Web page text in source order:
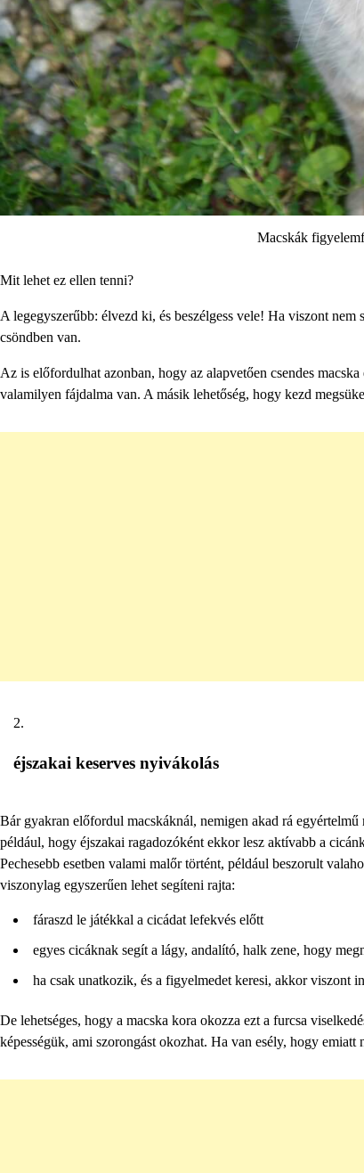
Macskák
Mit lehet ez ellen tenni?
A legegyszerűbb: élvezd ki, és beszélgess vele! Ha viszont
csöndben van.
Az is előfordulhat azonban, hogy az alapvetően csendes
valamilyen fájdalma van. A másik lehetőség, hogy kezd
éjszakai keserves nyivákolás
Bár gyakran előfordul macskáknál, nemigen akad rá
például, hogy éjszakai ragadozóként ekkor lesz aktívabb a
Pechesebb esetben valami malőr történt, például beszorult
viszonylag egyszerűen lehet segíteni rajta:
fáraszd le játékkal a cicádat lefekvés előtt
egyes cicáknak segít a lágy, andalító, halk zene, hogy
ha csak unatkozik, és a figyelmedet keresi, akkor viszont
De lehetséges, hogy a macska kora okozza ezt a furcsa
képességük, ami szorongást okozhat. Ha van esély, hogy